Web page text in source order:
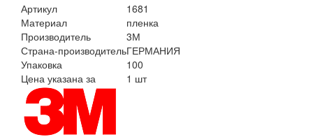
Артикул
1681
Материал
пленка
Производитель
3М
Страна-производительГЕРМАНИЯ
Упаковка
100
Цена указана за
1 шт